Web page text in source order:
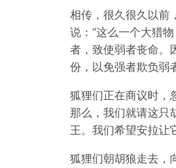
相传，很久很久以前
说：“这么一个大猎
者，致使弱者丧命。
份，以免强者欺负弱
狐狸们正在商议时，
那么，我们就请这只
王。我们希望安拉让
狐狸们朝胡狼走去，